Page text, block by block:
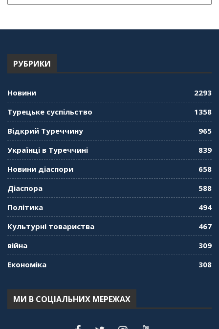
РУБРИКИ
Новини
2293
Турецьке суспільство
1358
Відкрий Туреччину
965
Українці в Туреччині
839
Новини діаспори
658
Діаспора
588
Політика
494
Культурні товариства
467
війна
309
Економіка
308
МИ В СОЦІАЛЬНИХ МЕРЕЖАХ